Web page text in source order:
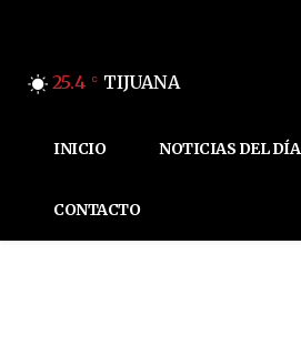
25.4 C TIJUANA
INICIO NOTICIAS DEL DÍA
CONTACTO